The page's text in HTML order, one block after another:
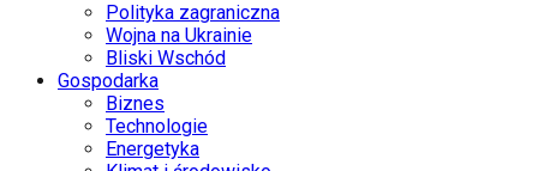
Polityka zagraniczna
Wojna na Ukrainie
Bliski Wschód
Gospodarka
Biznes
Technologie
Energetyka